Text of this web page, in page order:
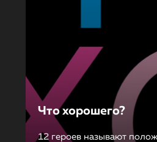
Что хорошего?
12 героев называют